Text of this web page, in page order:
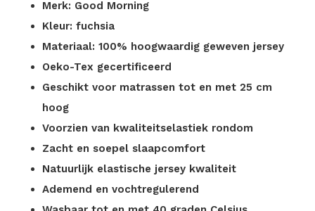
Merk: Good Morning
Kleur: fuchsia
Materiaal: 100% hoogwaardig geweven jersey
Oeko-Tex gecertificeerd
Geschikt voor matrassen tot en met 25 cm
hoog
Voorzien van kwaliteitselastiek rondom
Zacht en soepel slaapcomfort
Natuurlijk elastische jersey kwaliteit
Ademend en vochtregulerend